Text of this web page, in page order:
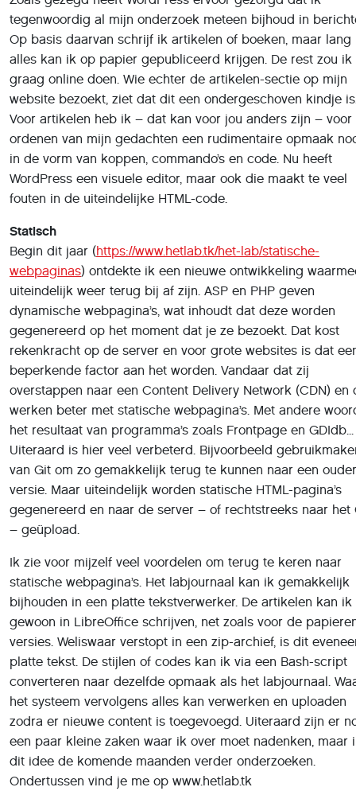
alles kan ik op papier gepubliceerd krijgen. De rest zou ik
graag online doen. Wie echter de artikelen-sectie op mijn
website bezoekt, ziet dat dit een ondergeschoven kindje
Voor artikelen heb ik – dat kan voor jou anders zijn – voor
ordenen van mijn gedachten een rudimentaire opmaak
in de vorm van koppen, commando’s en code. Nu heeft
WordPress een visuele editor, maar ook die maakt te veel
fouten in de uiteindelijke HTML-code.
Statisch
webpaginas
uiteindelijk weer terug bij af zijn. ASP en PHP geven
dynamische webpagina’s, wat inhoudt dat deze worden
gegenereerd op het moment dat je ze bezoekt. Dat kost
rekenkracht op de server en voor grote websites is dat
beperkende factor aan het worden. Vandaar dat zij
overstappen naar een Content Delivery Network (CDN) en
werken beter met statische webpagina’s. Met andere
het resultaat van programma’s zoals Frontpage en GDIdb...
Uiteraard is hier veel verbeterd. Bijvoorbeeld
van Git om zo gemakkelijk terug te kunnen naar een
versie. Maar uiteindelijk worden statische HTML-pagina’s
gegenereerd en naar de server – of rechtstreeks naar het
– geüpload.
Ik zie voor mijzelf veel voordelen om terug te keren naar
bijhouden in een platte tekstverwerker. De artikelen kan ik
gewoon in LibreOffice schrijven, net zoals voor de
versies. Weliswaar verstopt in een zip-archief, is dit
platte tekst. De stijlen of codes kan ik via een Bash-script
converteren naar dezelfde opmaak als het labjournaal.
het systeem vervolgens alles kan verwerken en uploaden
zodra er nieuwe content is toegevoegd. Uiteraard zijn er
een paar kleine zaken waar ik over moet nadenken, maar
dit idee de komende maanden verder onderzoeken.
Ondertussen vind je me op www.hetlab.tk